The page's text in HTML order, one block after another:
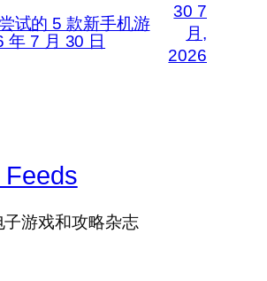
试的 5 款新手机游
年 7 月 30 日
30 7
月,
2026
游戏和攻略杂志